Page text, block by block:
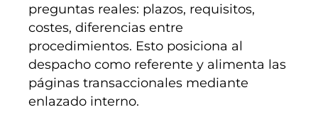
preguntas reales: plazos, requisitos,
costes, diferencias entre
procedimientos. Esto posiciona al
despacho como referente y alimenta las
páginas transaccionales mediante
enlazado interno.